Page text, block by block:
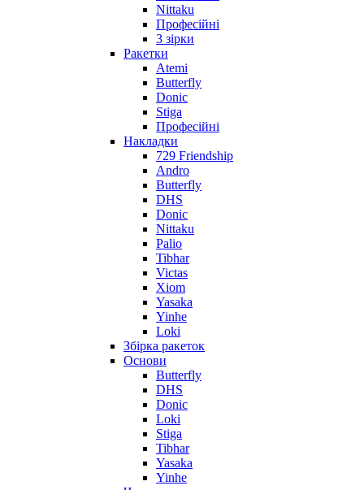
Nittaku
Професійні
3 зірки
Ракетки
Atemi
Butterfly
Donic
Stiga
Професійні
Накладки
729 Friendship
Andro
Butterfly
DHS
Donic
Nittaku
Palio
Tibhar
Victas
Xiom
Yasaka
Yinhe
Loki
Збірка ракеток
Основи
Butterfly
DHS
Donic
Loki
Stiga
Tibhar
Yasaka
Yinhe